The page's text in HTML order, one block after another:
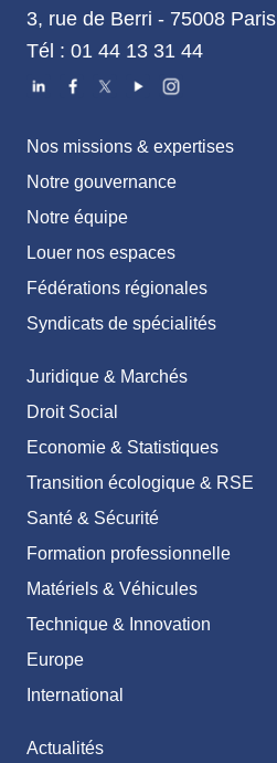
3, rue de Berri - 75008 Paris
Tél : 01 44 13 31 44
Nos missions & expertises
Notre gouvernance
Notre équipe
Louer nos espaces
Fédérations régionales
Syndicats de spécialités
Juridique & Marchés
Droit Social
Economie & Statistiques
Transition écologique & RSE
Santé & Sécurité
Formation professionnelle
Matériels & Véhicules
Technique & Innovation
Europe
International
Actualités